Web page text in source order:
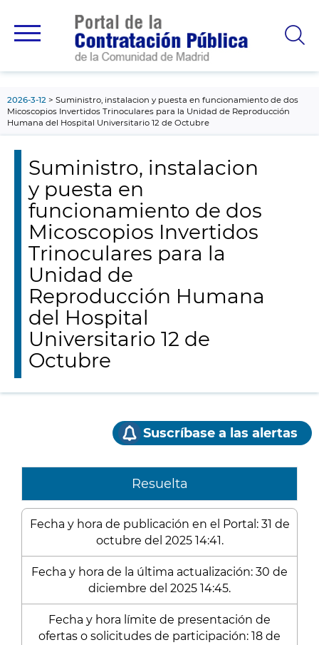
principal
2026-3-12
Suministro, instalacion y puesta en funcionamiento de dos
Micoscopios Invertidos Trinoculares para la Unidad de Reproducción
Humana del Hospital Universitario 12 de Octubre
Suministro, instalacion
y puesta en
funcionamiento de dos
Micoscopios Invertidos
Trinoculares para la
Unidad de
Reproducción Humana
del Hospital
Universitario 12 de
Octubre
Suscríbase a las alertas
Resuelta
Fecha y hora de publicación en el Portal: 31 de
octubre del 2025 14:41.
Fecha y hora de la última actualización: 30 de
diciembre del 2025 14:45.
Fecha y hora límite de presentación de
ofertas o solicitudes de participación: 18 de